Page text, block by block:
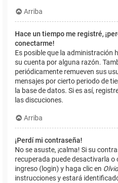
Arriba
Hace un tiempo me registré,
conectarme!
Es posible que la administración
su cuenta por alguna razón.
periódicamente remueven sus
mensajes por cierto periodo de
la base de datos. Si es así,
las discuciones.
Arriba
¡Perdí mi contraseña!
No se asuste, ¡calma! Si su
recuperada puede desactivarla
ingreso (login) y haga clic en
instrucciones y estará